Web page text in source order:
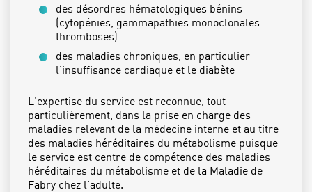
des désordres hématologiques bénins
(cytopénies, gammapathies monoclonales…
thromboses)
des maladies chroniques, en particulier
l’insuffisance cardiaque et le diabète
L’expertise du service est reconnue, tout
particulièrement, dans la prise en charge des
maladies relevant de la médecine interne et au titre
des maladies héréditaires du métabolisme puisque
le service est centre de compétence des maladies
héréditaires du métabolisme et de la Maladie de
Fabry chez l’adulte.